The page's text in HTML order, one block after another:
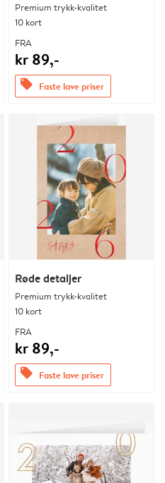
Premium trykk-kvalitet
10 kort
FRA
kr 89,-
offers Faste lave priser
Røde detaljer
Premium trykk-kvalitet
10 kort
FRA
kr 89,-
offers Faste lave priser